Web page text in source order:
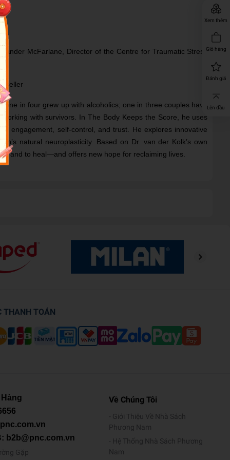
Xem thêm
Giỏ hàng
Đánh giá
Lên đầu
McFarlane, Director of the Centre for Traumatic Stress
in four grew up with alcoholics; one in three couples have
with survivors. In The Body Keeps the Score, he uses
engagement, self-control, and trust. He explores innovative
natural neuroplasticity. Based on Dr. van der Kolk’s own
and to heal—and offers new hope for reclaiming lives.
THANH TOÁN
b2b@pnc.com.vn
Gặp
Về Chúng Tôi
Giới Thiệu Về Nhà Sách
Phương Nam
Hệ Thống Nhà Sách Phương
Nam